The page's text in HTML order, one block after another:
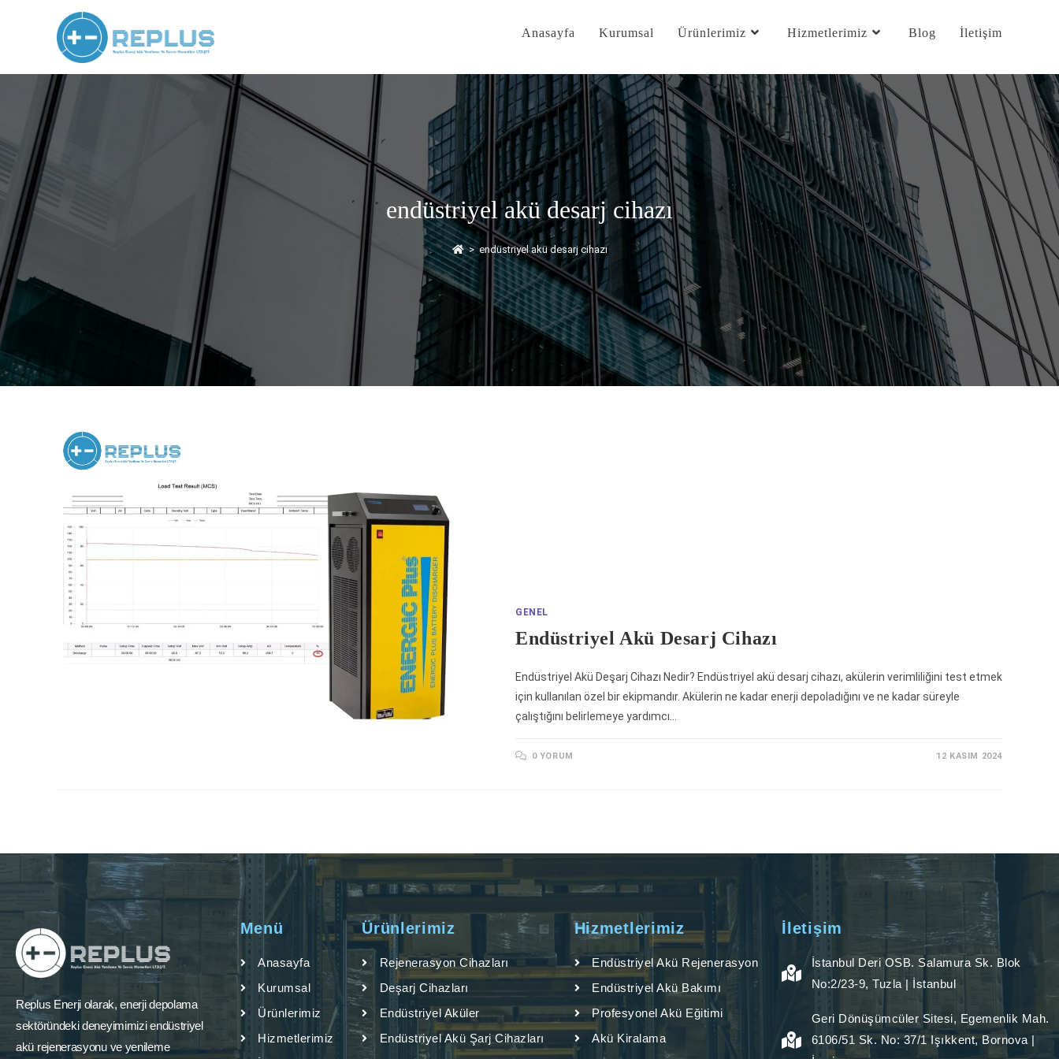
Anasayfa Kurumsal Ürünlerimiz Hizmetlerimiz Blog İletişim
endüstriyel akü desarj cihazı
> endüstriyel akü desarj cihazı
GENEL
Endüstriyel Akü Desarj Cihazı
Endüstriyel Akü Deşarj Cihazı Nedir? Endüstriyel akü desarj cihazı, akülerin verimliliğini test etmek
için kullanılan özel bir ekipmandır. Akülerin ne kadar enerji depoladığını ve ne kadar süreyle
çalıştığını belirlemeye yardımcı…
0 YORUM 12 KASIM 2024
Replus Enerji olarak, enerji depolama
sektöründeki deneyimimizi endüstriyel
akü rejenerasyonu ve yenileme
Menü
Anasayfa
Kurumsal
Ürünlerimiz
Hizmetlerimiz
Ürünlerimiz
Rejenerasyon Cihazları
Deşarj Cihazları
Endüstriyel Aküler
Endüstriyel Akü Şarj Cihazları
Hizmetlerimiz
Endüstriyel Akü Rejenerasyon
Endüstriyel Akü Bakımı
Profesyonel Akü Eğitimi
Akü Kiralama
İletişim
İstanbul Deri OSB. Salamura Sk. Blok
No:2/23-9, Tuzla | İstanbul
Geri Dönüşümcüler Sitesi, Egemenlik Mah.
6106/51 Sk. No: 37/1 Işıkkent, Bornova |